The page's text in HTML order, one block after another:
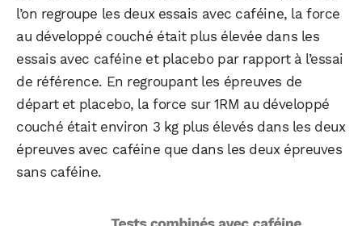
l’on regroupe les deux essais avec caféine, la force
au développé couché était plus élevée dans les
essais avec caféine et placebo par rapport à l’essai
de référence. En regroupant les épreuves de
départ et placebo, la force sur 1RM au développé
couché était environ 3 kg plus élevés dans les deux
épreuves avec caféine que dans les deux épreuves
sans caféine.